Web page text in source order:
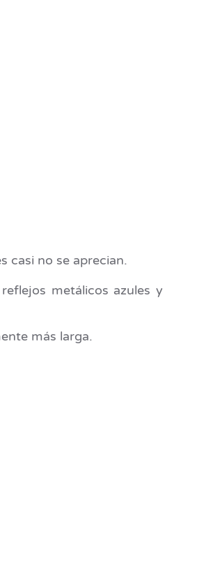
casi no se aprecian.
metálicos azules y
más larga.